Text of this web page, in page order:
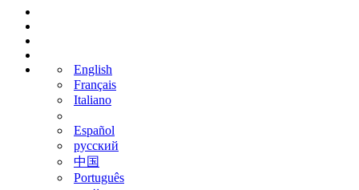
English
Français
Italiano
Español
русский
中国
Português